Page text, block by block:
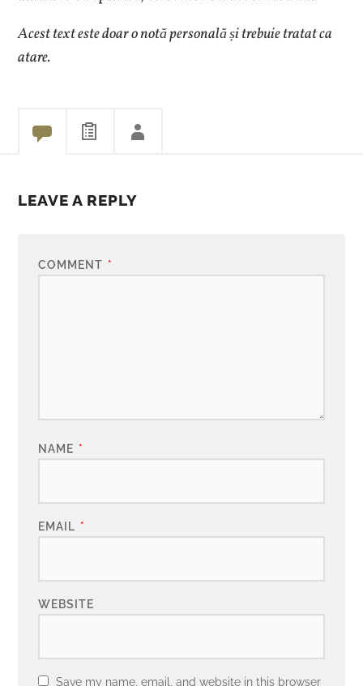
Acest text este doar o notă personală și trebuie tratat ca
atare.
LEAVE A REPLY
COMMENT *
NAME *
EMAIL *
WEBSITE
Save my name, email, and website in this browser